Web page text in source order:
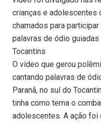
crianças e adolescentes
chamados para
palavras de ódio
Tocantins
O vídeo que gerou
cantando palavras de
Paranã, no sul do
tinha como tema o
adolescentes. A ação foi